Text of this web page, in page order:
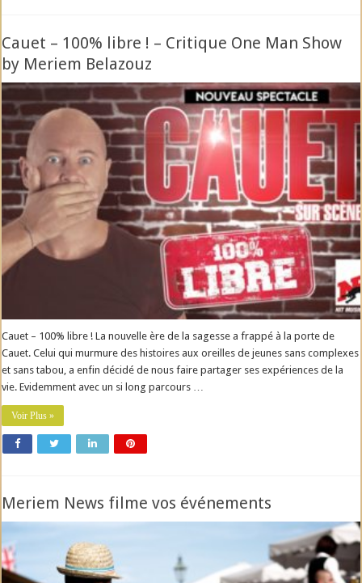
Cauet – 100% libre ! – Critique One Man Show
by Meriem Belazouz
Cauet – 100% libre ! La nouvelle ère de la sagesse a frappé à la porte de
Cauet. Celui qui murmure des histoires aux oreilles de jeunes sans complexes
et sans tabou, a enfin décidé de nous faire partager ses expériences de la
vie. Evidemment avec un si long parcours …
Voir Plus »
Meriem News filme vos événements